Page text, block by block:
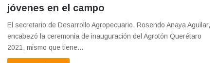
jóvenes en el campo
El secretario de Desarrollo Agropecuario, Rosendo Anaya Aguilar,
encabezó la ceremonia de inauguración del Agrotón Querétaro
2021, mismo que tiene…